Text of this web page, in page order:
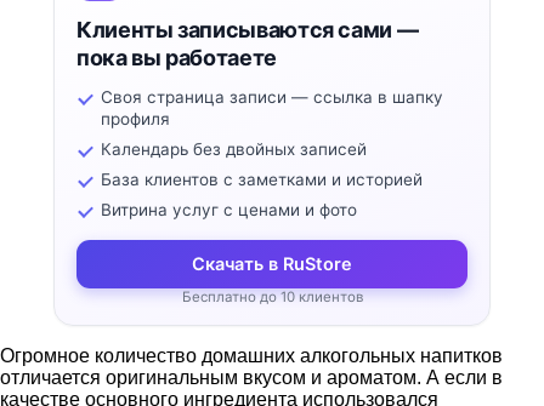
Клиенты записываются сами —
пока вы работаете
Своя страница записи — ссылка в шапку
профиля
Календарь без двойных записей
База клиентов с заметками и историей
Витрина услуг с ценами и фото
Скачать в RuStore
Бесплатно до 10 клиентов
Огромное количество домашних алкогольных напитков
отличается оригинальным вкусом и ароматом. А если в
качестве основного ингредиента использовался